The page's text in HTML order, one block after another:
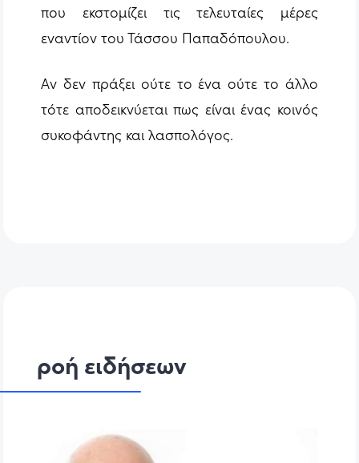
που εκστομίζει τις τελευταίες μέρες
εναντίον του Τάσσου Παπαδόπουλου.
Αν δεν πράξει ούτε το ένα ούτε το άλλο
τότε αποδεικνύεται πως είναι ένας κοινός
συκοφάντης και λασπολόγος.
ροή ειδήσεων